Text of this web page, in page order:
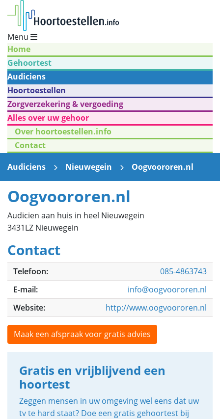
Menu
Home
Gehoortest
Audiciens
Hoortoestellen
Zorgverzekering & vergoeding
Alles over uw gehoor
Over hoortoestellen.info
Contact
Audiciens
Nieuwegein Oogvoororen.nl
Oogvoororen.nl
Audicien aan huis in heel Nieuwegein
3431LZ Nieuwegein
Contact
Telefoon:
085-4863743
E-mail:
info@oogvoororen.nl
Website:
http://www.oogvoororen.nl
Maak een afspraak voor gratis advies
Gratis en vrijblijvend een
hoortest
Zeggen mensen in uw omgeving wel eens dat uw
tv te hard staat? Doe een gratis gehoortest bij